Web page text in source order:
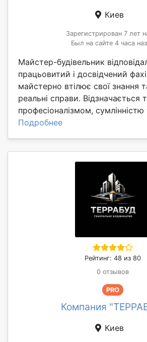
Киев
Зарегистрирован 7 лет
Был на сайте 4 часа
Майстер-будівельник
працьовитий і досвідчений
майстерно втілює свої знання
реальні справи. Відзначається
професіоналізмом,
Подробнее
Рейтинг: 48 из 80
0 отзывов
PRO
Компания
Киев